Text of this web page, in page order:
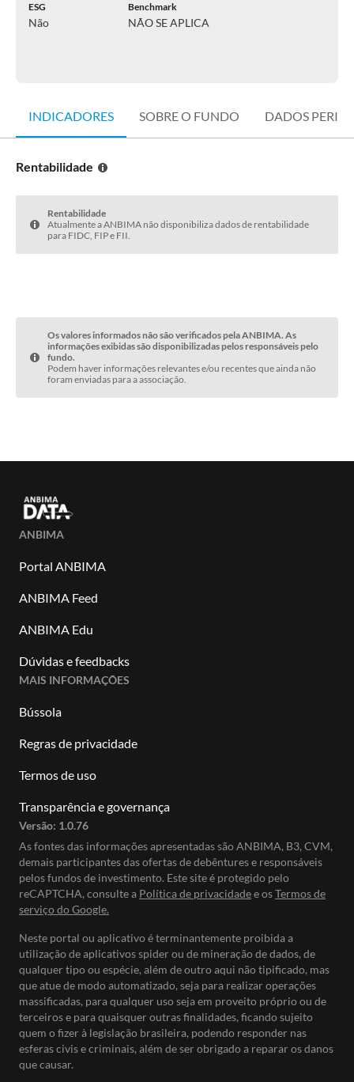
ESG
Não
Benchmark
NÃO SE APLICA
INDICADORES SOBRE O FUNDO DADOS
Rentabilidade
Rentabilidade
Atualmente a ANBIMA não disponibiliza dados de rentabilidade
para FIDC, FIP e FII.
Os valores informados não são verificados pela ANBIMA. As
informações exibidas são disponibilizadas pelos responsáveis pelo
fundo.
Podem haver informações relevantes e/ou recentes que ainda não
foram enviadas para a associação.
ANBIMA
Portal ANBIMA
ANBIMA Feed
ANBIMA Edu
Dúvidas e feedbacks
MAIS INFORMAÇÕES
Bússola
Regras de privacidade
Termos de uso
Transparência e governança
Versão: 1.0.76
As fontes das informações apresentadas são ANBIMA, B3, CVM,
demais participantes das ofertas de debêntures e responsáveis
pelos fundos de investimento. Este site é protegido pelo
reCAPTCHA, consulte a Política de privacidadee osTermos de
serviço do Google.
Neste portal ou aplicativo é terminantemente proibida a
utilização de aplicativos spider ou de mineração de dados, de
qualquer tipo ou espécie, além de outro aqui não tipificado, mas
que atue de modo automatizado, seja para realizar operações
massificadas, para qualquer uso seja em proveito próprio ou de
terceiros e para quaisquer outras finalidades, ficando sujeito
quem o fizer à legislação brasileira, podendo responder nas
esferas civis e criminais, além de ser obrigado a reparar os danos
que causar.